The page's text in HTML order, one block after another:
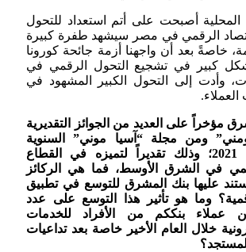
أصبحت على أتم استعداد للتحول
الرقمي في مصر سيشهد طفرة كبيرة
خاصةً بعد أن واجهنا أزمة جائحة كورونا
كبير في تشجيع التحول الرقمي في
وأدت إلى التحول الكبير المشهود في
مؤخراً على العديد من الجوائز التقديرية
ومن مجلة “آسيا موني” السنوية
للبنوك المتميزة 2021؛ وذلك تقديراً لتميزه في القطاع
في الشرق الأوسط، فما هي الركائز
عليها بنك المشرق للتوسع في تطبيق
وما هو تأثير هذا التوسع على عدد
عملاء بنككم من الأفراد للخدمات
خلال العام الأخير خاصة بعد تداعيات